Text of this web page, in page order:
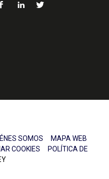
SOMOS
MAPA WEB
COOKIES
POLÍTICA DE